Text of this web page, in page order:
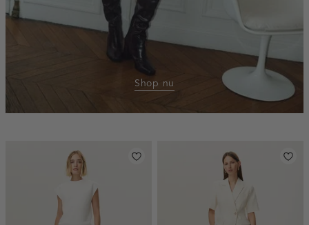
Shop nu